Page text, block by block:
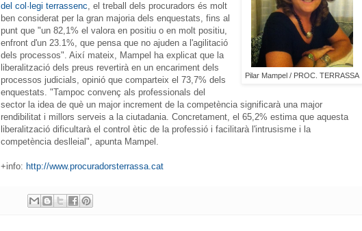
Pilar Mampel / PROC. TERRASSA
del col·legi terrassenc, el treball dels procuradors és molt
ben considerat per la gran majoria dels enquestats, fins al
punt que "un 82,1% el valora en positiu o en molt positiu,
enfront d'un 23.1%, que pensa que no ajuden a l'agilitació
dels processos". Així mateix, Mampel ha explicat que la
liberalització dels preus revertirà en un encariment dels
processos judicials, opinió que comparteix el 73,7% dels
enquestats. "Tampoc convenç als professionals del
sector la idea de què un major increment de la competència significarà una major
rendibilitat i millors serveis a la ciutadania. Concretament, el 65,2% estima que aquesta
liberalització dificultarà el control ètic de la professió i facilitarà l'intrusisme i la
competència deslleial", apunta Mampel.
+info: http://www.procuradorsterrassa.cat